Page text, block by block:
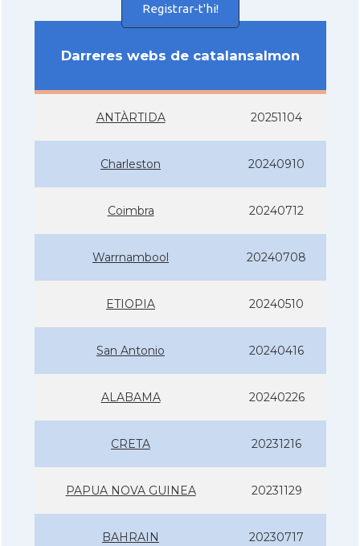
Registrar-t'hi!
Darreres webs de catalansalmon
ANTÀRTIDA 20251104
Charleston 20240910
Coimbra 20240712
Warrnambool 20240708
ETIOPIA 20240510
San Antonio 20240416
ALABAMA 20240226
CRETA 20231216
PAPUA NOVA GUINEA 20231129
BAHRAIN 20230717